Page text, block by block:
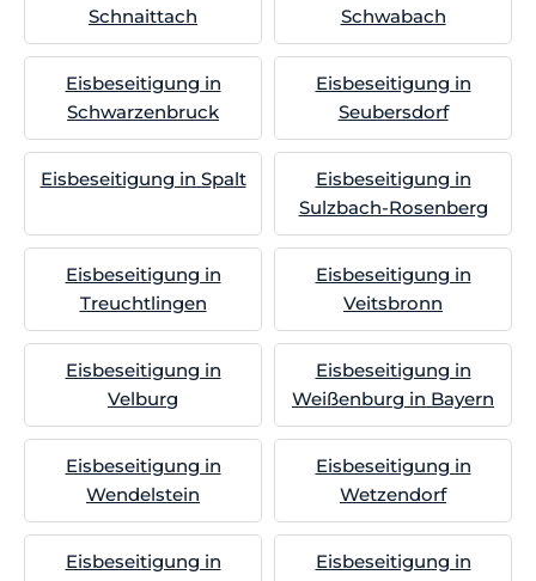
Schnaittach
Schwabach
Eisbeseitigung in
Schwarzenbruck
Eisbeseitigung in
Seubersdorf
Eisbeseitigung in Spalt
Eisbeseitigung in
Sulzbach-Rosenberg
Eisbeseitigung in
Treuchtlingen
Eisbeseitigung in
Veitsbronn
Eisbeseitigung in
Velburg
Eisbeseitigung in
Weißenburg in Bayern
Eisbeseitigung in
Wendelstein
Eisbeseitigung in
Wetzendorf
Eisbeseitigung in
Eisbeseitigung in